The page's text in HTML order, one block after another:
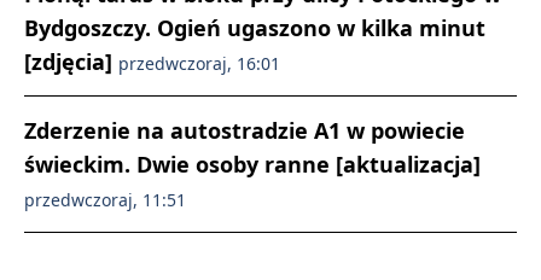
Bydgoszczy. Ogień ugaszono w kilka minut
[zdjęcia] przedwczoraj, 16:01
Zderzenie na autostradzie A1 w powiecie
świeckim. Dwie osoby ranne [aktualizacja]
przedwczoraj, 11:51